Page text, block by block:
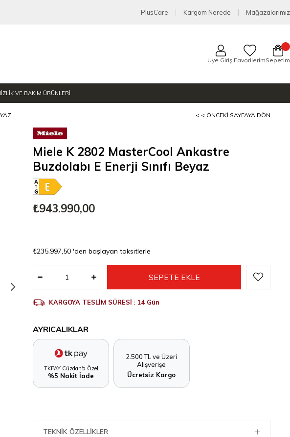
PlusCare Kargom Nerede Mağazalarımız
Üye GirişiFavorilerimSepetim
VE BAKIM ÜRÜNLERİ
< < ÖNCEKI SAYFAYA DÖN
Miele K 2802 MasterCool Ankastre
Buzdolabı E Enerji Sınıfı Beyaz
₺943.990,00
₺235.997,50 'den başlayan taksitlerle
KARGOYA TESLİM SÜRESİ : 14 Gün
AYRICALIKLAR
TKPAY Cüzdan'a Özel
%5 Nakit İade
2.500 TL ve Üzeri
Alışverişe
Ücretsiz Kargo
TEKNIK ÖZELLIKLER